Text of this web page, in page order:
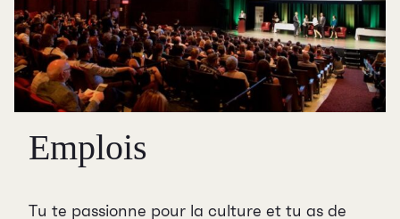
Emplois
Tu te passionne pour la culture et tu as de